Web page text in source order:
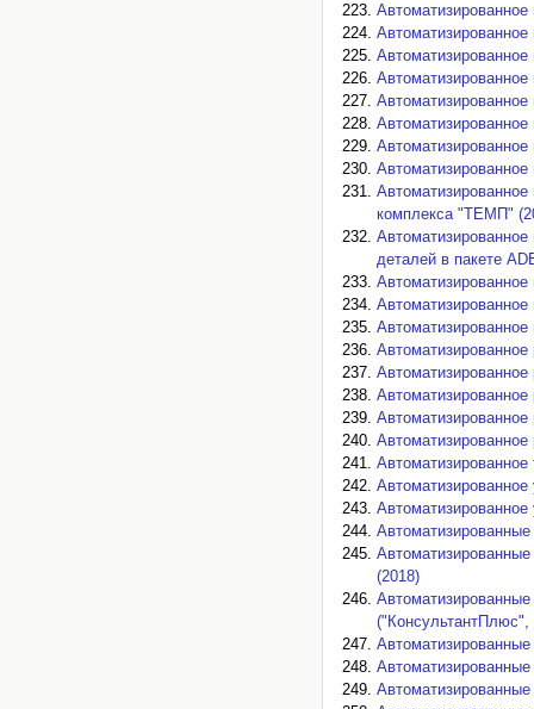
Автоматизированное
Автоматизированное
комплекса "ТЕМП"
Автоматизированное
деталей в пакете
Автоматизированное
Автоматизированное
Автоматизированное
Автоматизированное
Автоматизированное
(2018)
("КонсультантПлюс",